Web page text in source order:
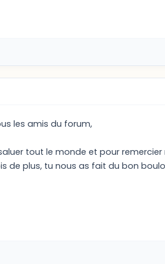
les amis du forum,
tout le monde et pour
de plus, tu nous as fait du bon